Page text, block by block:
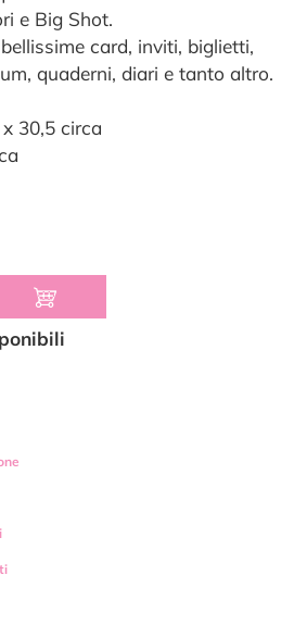
e Big Shot.
card, inviti, biglietti,
quaderni, diari e tanto altro.
30,5 circa